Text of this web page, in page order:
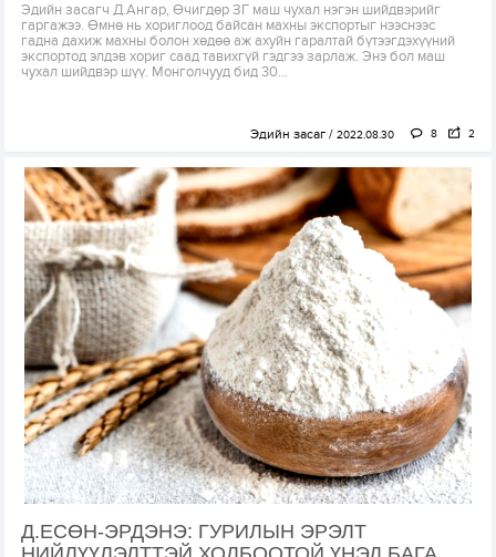
Эдийн засагч Д.Ангар, Өчигдөр ЗГ маш чухал нэгэн шийдвэрийг
гаргажээ. Өмнө нь хориглоод байсан махны экспортыг нээснээс
гадна дахиж махны болон хөдөө аж ахуйн гаралтай бүтээгдэхүүний
экспортод элдэв хориг саад тавихгүй гэдгээ зарлаж. Энэ бол маш
чухал шийдвэр шүү. Монголчууд бид 30...
Эдийн засаг 2022.08.30 8 2
Д.ЕСӨН-ЭРДЭНЭ: ГУРИЛЫН ЭРЭЛТ